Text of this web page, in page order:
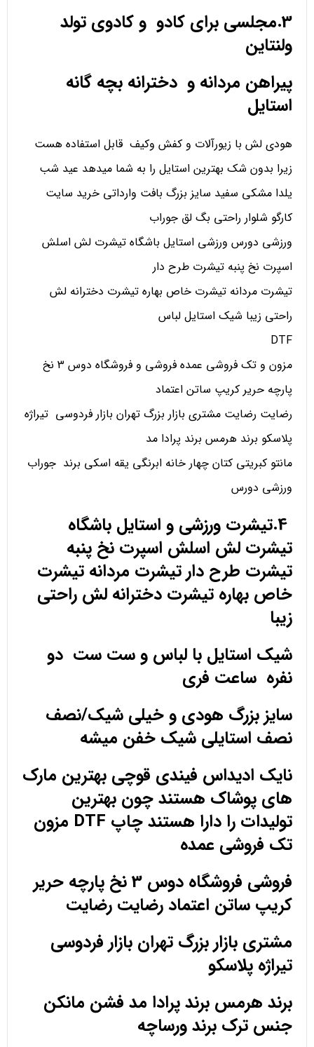
3.مجلسی برای کادو و کادوی تولد
ولنتاین
پیراهن مردانه و دخترانه بچه گانه
استایل
هودی لش با زیورآلات و کفش وکیف قابل استفاده هست
زیرا بدون شک بهترین استایل را به شما میدهد عید شب
یلدا مشکی سفید سایز بزرگ بافت وارداتی خرید سایت
کارگو شلوار راحتی بگ لق جوراب
ورزشی دورس ورزشی استایل باشگاه تیشرت لش اسلش
اسپرت نخ پنبه تیشرت طرح دار
تیشرت مردانه تیشرت خاص بهاره تیشرت دخترانه لش
راحتی زیبا شیک استایل لباس
DTF
مزون و تک فروشی عمده فروشی و فروشگاه دوس 3 نخ
پارچه حریر کریپ ساتن اعتماد
رضایت رضایت مشتری بازار بزرگ تهران بازار فردوسی تیراژه
پلاسکو برند هرمس برند پرادا مد
مانتو کبریتی کتان چهار خانه ابرنگی یقه اسکی برند جوراب
ورزشی دورس
4.تیشرت ورزشی و استایل باشگاه
تیشرت لش اسلش اسپرت نخ پنبه
تیشرت طرح دار تیشرت مردانه تیشرت
خاص بهاره تیشرت دخترانه لش راحتی
زیبا
شیک استایل با لباس و ست ست دو
نفره ساعت فری
سایز بزرگ هودی و خیلی شیک/نصف
نصف استایلی شیک خفن میشه
نایک ادیداس فیندی قوچی بهترین مارک
های پوشاک هستند چون بهترین
تولیدات را دارا هستند چاپ DTF مزون
تک فروشی عمده
فروشی فروشگاه دوس 3 نخ پارچه حریر
کریپ ساتن اعتماد رضایت رضایت
مشتری بازار بزرگ تهران بازار فردوسی
تیراژه پلاسکو
برند هرمس برند پرادا مد فشن مانکن
جنس ترک برند ورساچه